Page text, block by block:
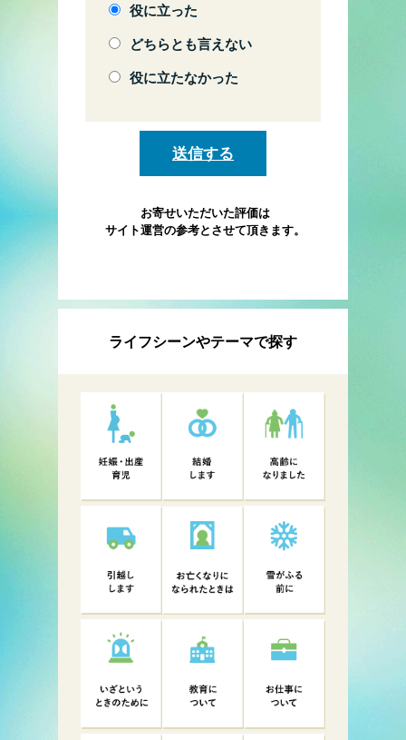
役に立った
どちらとも言えない
役に立たなかった
お寄せいただいた評価は
サイト運営の参考とさせて頂きます。
ライフシーンやテーマで探す